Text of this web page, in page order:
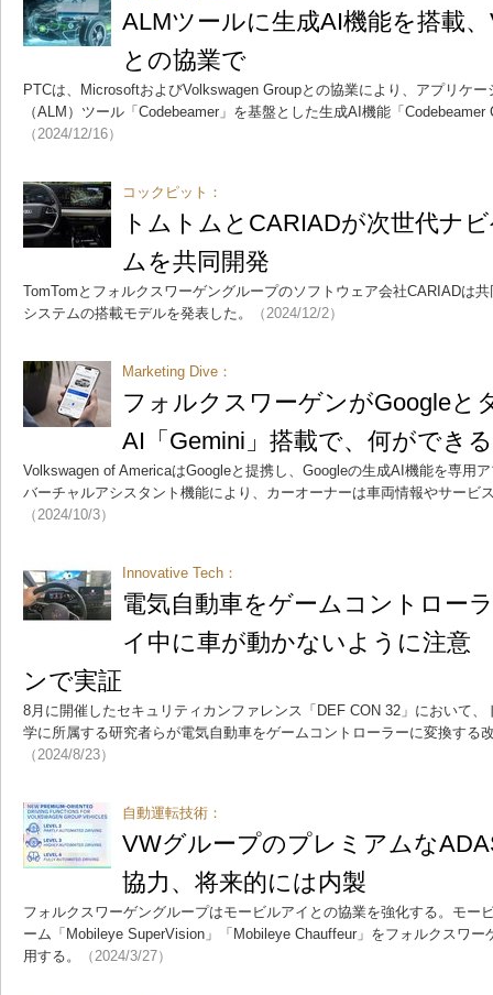
ALMツールに生成AI機能を搭載
との協業で
PTCは、MicrosoftおよびVolkswagen Groupとの協業により、アプリケ
（ALM）ツール「Codebeamer」を基盤とした生成AI機能「
（2024/12/16）
コックピット：
トムトムとCARIADが次世代ナ
ムを共同開発
TomTomとフォルクスワーゲングループのソフトウェア会社CARIADは
システムの搭載モデルを発表した。
（2024/12/2）
Marketing Dive：
フォルクスワーゲンがGoogle
AI「Gemini」搭載で、何ができ
Volkswagen of AmericaはGoogleと提携し、Googleの生成AI機能を専用
バーチャルアシスタント機能により、カーオーナーは車両情報やサービ
（2024/10/3）
Innovative Tech：
電気自動車をゲームコントロー
イ中に車が動かないように注
ンで実証
8月に開催したセキュリティカンファレンス「DEF CON 32」において
学に所属する研究者らが電気自動車をゲームコントローラーに変換する
（2024/8/23）
自動運転技術：
VWグループのプレミアムな
協力、将来的には内製
フォルクスワーゲングループはモービルアイとの協業を強化する。モー
ーム「Mobileye SuperVision」「Mobileye Chauffeur」をフォルクスワ
用する。
（2024/3/27）